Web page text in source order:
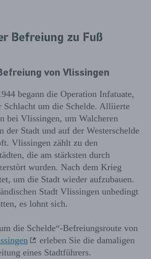
Befreiung zu Fuß
von Vlissingen
begann die Operation Infatuate,
Schlacht um die Schelde. Alliierte
bei Vlissingen, um Walcheren
der Stadt und auf der Westerschelde
Vlissingen zählt zu den
die am stärksten durch
wurden. Nach dem Krieg
um die Stadt wieder aufzubauen.
Stadt Vlissingen unbedingt
es lohnt sich.
die Schelde“-Befreiungsroute von
erleben Sie die damaligen
eines Stadtführers.